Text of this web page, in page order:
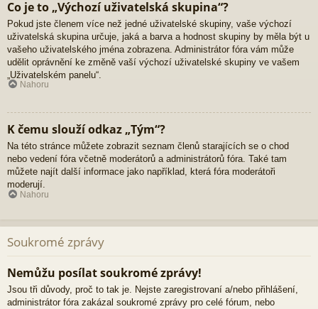
Co je to „Výchozí uživatelská skupina“?
Pokud jste členem více než jedné uživatelské skupiny, vaše výchozí
uživatelská skupina určuje, jaká a barva a hodnost skupiny by měla být u
vašeho uživatelského jména zobrazena. Administrátor fóra vám může
udělit oprávnění ke změně vaší výchozí uživatelské skupiny ve vašem
„Uživatelském panelu“.
Nahoru
K čemu slouží odkaz „Tým“?
Na této stránce můžete zobrazit seznam členů starajících se o chod
nebo vedení fóra včetně moderátorů a administrátorů fóra. Také tam
můžete najít další informace jako například, která fóra moderátoři
moderují.
Nahoru
Soukromé zprávy
Nemůžu posílat soukromé zprávy!
Jsou tři důvody, proč to tak je. Nejste zaregistrovaní a/nebo přihlášení,
administrátor fóra zakázal soukromé zprávy pro celé fórum, nebo